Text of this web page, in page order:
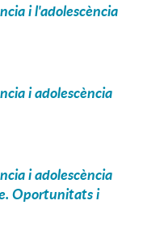
i l'adolescència
i adolescència
i adolescència
Oportunitats i